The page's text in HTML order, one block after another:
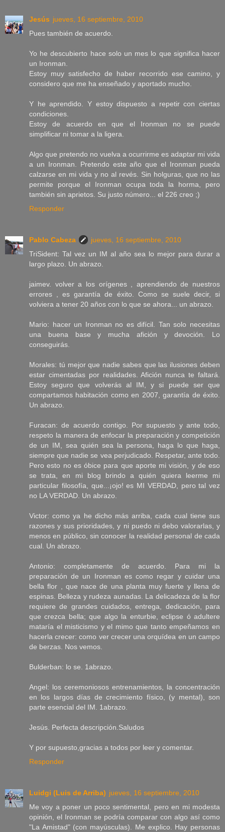
Jesús jueves, 16 septiembre, 2010
Pues también de acuerdo.
Yo he descubierto hace solo un mes lo que significa hacer
un Ironman.
Estoy muy satisfecho de haber recorrido ese camino, y
considero que me ha enseñado y aportado mucho.
Y he aprendido. Y estoy dispuesto a repetir con ciertas
condiciones.
Estoy de acuerdo en que el Ironman no se puede
simplificar ni tomar a la ligera.
Algo que pretendo no vuelva a ocurrirme es adaptar mi vida
a un Ironman. Pretendo este año que el Ironman pueda
calzarse en mi vida y no al revés. Sin holguras, que no las
permite porque el Ironman ocupa toda la horma, pero
también sin aprietos. Su justo número... el 226 creo ;)
Responder
Pablo Cabeza
jueves, 16 septiembre, 2010
TriSident: Tal vez un IM al año sea lo mejor para durar a
largo plazo. Un abrazo.
jaimev. volver a los orígenes , aprendiendo de nuestros
errores , es garantía de éxito. Como se suele decir, si
volviera a tener 20 años con lo que se ahora... un abrazo.
Mario: hacer un Ironman no es difícil. Tan solo necesitas
una buena base y mucha afición y devoción. Lo
conseguirás.
Morales: tú mejor que nadie sabes que las ilusiones deben
estar cimentadas por realidades. Afición nunca te faltará.
Estoy seguro que volverás al IM, y si puede ser que
compartamos habitación como en 2007, garantía de éxito.
Un abrazo.
Furacan: de acuerdo contigo. Por supuesto y ante todo,
respeto la manera de enfocar la preparación y competición
de un IM, sea quién sea la persona, haga lo que haga,
siempre que nadie se vea perjudicado. Respetar, ante todo.
Pero esto no es óbice para que aporte mi visión, y de eso
se trata, en mi blog brindo a quién quiera leerme mi
particular filosofía, que...¡ojo! es MI VERDAD, pero tal vez
no LA VERDAD. Un abrazo.
Victor: como ya he dicho más arriba, cada cual tiene sus
razones y sus prioridades, y ni puedo ni debo valorarlas, y
menos en público, sin conocer la realidad personal de cada
cual. Un abrazo.
Antonio: completamente de acuerdo. Para mi la
preparación de un Ironman es como regar y cuidar una
bella flor , que nace de una planta muy fuerte y llena de
espinas. Belleza y rudeza aunadas. La delicadeza de la flor
requiere de grandes cuidados, entrega, dedicación, para
que crezca bella; que algo la enturbie, eclipse ó adultere
mataría el misticismo y el mimo que tanto empeñamos en
hacerla crecer: como ver crecer una orquídea en un campo
de berzas. Nos vemos.
Bulderban: lo se. 1abrazo.
Angel: los ceremoniosos entrenamientos, la concentración
en los largos días de crecimiento físico, (y mental), son
parte esencial del IM. 1abrazo.
Jesús. Perfecta descripción.Saludos
Y por supuesto,gracias a todos por leer y comentar.
Responder
Luidgi (Luis de Arriba) jueves, 16 septiembre, 2010
Me voy a poner un poco sentimental, pero en mi modesta
opinión, el Ironman se podría comparar con algo así como
"La Amistad" (con mayúsculas). Me explico. Hay personas